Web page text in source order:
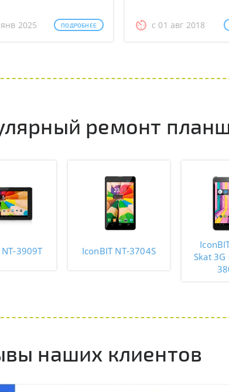
2025 ПОДРОБНЕЕ с 01 авг 2018
ремонт
3909T IconBIT NT-3704S
Skat 3G
наших клиентов